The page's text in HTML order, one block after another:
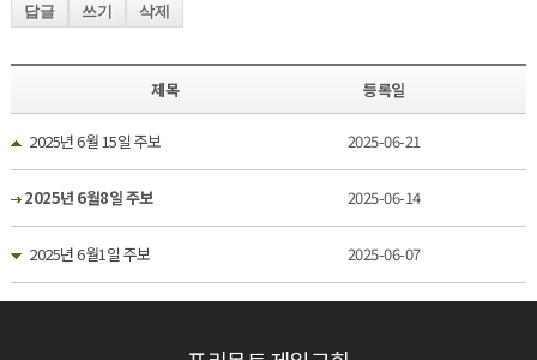
답글 쓰기 삭제
제목 등록일
2025년 6월 15일 주보 2025-06-21
2025년 6월8일 주보 2025-06-14
2025년 6월1일 주보 2025-06-07